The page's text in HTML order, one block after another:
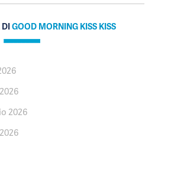
DIGOOD MORNING KISS KISS
2026